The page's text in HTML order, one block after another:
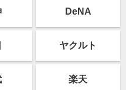
DeNA
ヤクルト
楽天